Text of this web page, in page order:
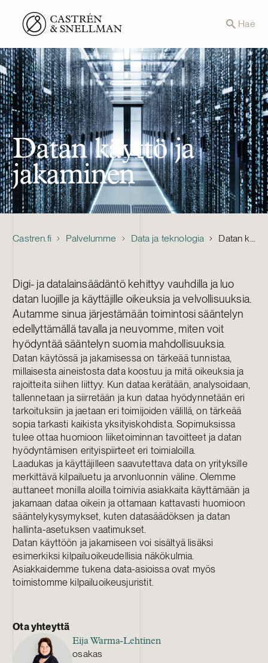
Front page Hae
Datan käyttö ja
jakaminen
Castren.fi Palvelumme Data ja teknologia Datan käyttö ja jakaminen
Digi- ja datalainsäädäntö kehittyy vauhdilla ja luo
datan luojille ja käyttäjille oikeuksia ja velvollisuuksia.
Autamme sinua järjestämään toimintosi sääntelyn
edellyttämällä tavalla ja neuvomme, miten voit
hyödyntää sääntelyn suomia mahdollisuuksia.
Datan käytössä ja jakamisessa on tärkeää tunnistaa,
millaisesta aineistosta data koostuu ja mitä oikeuksia ja
rajoitteita siihen liittyy. Kun dataa kerätään, analysoidaan,
tallennetaan ja siirretään ja kun dataa hyödynnetään eri
tarkoituksiin ja jaetaan eri toimijoiden välillä, on tärkeää
sopia tarkasti kaikista yksityiskohdista. Sopimuksissa
tulee ottaa huomioon liiketoiminnan tavoitteet ja datan
hyödyntämisen erityispiirteet eri toimialoilla.
Laadukas ja käyttäjilleen saavutettava data on yrityksille
merkittävä kilpailuetu ja arvonluonnin väline. Olemme
auttaneet monilla aloilla toimivia asiakkaita käyttämään ja
jakamaan dataa oikein ja ottamaan kattavasti huomioon
sääntelykysymykset, kuten datasäädöksen ja datan
hallinta-asetuksen vaatimukset.
Datan käyttöön ja jakamiseen voi sisältyä lisäksi
esimerkiksi kilpailuoikeudellisia näkökulmia.
Asiakkaidemme tukena data-asioissa ovat myös
toimistomme kilpailuoikeusjuristit.
Ota yhteyttä
Eija Warma-Lehtinen
osakas